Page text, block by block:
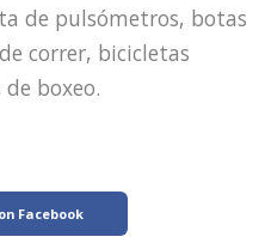
de pulsómetros, botas
correr, bicicletas
boxeo.
Facebook